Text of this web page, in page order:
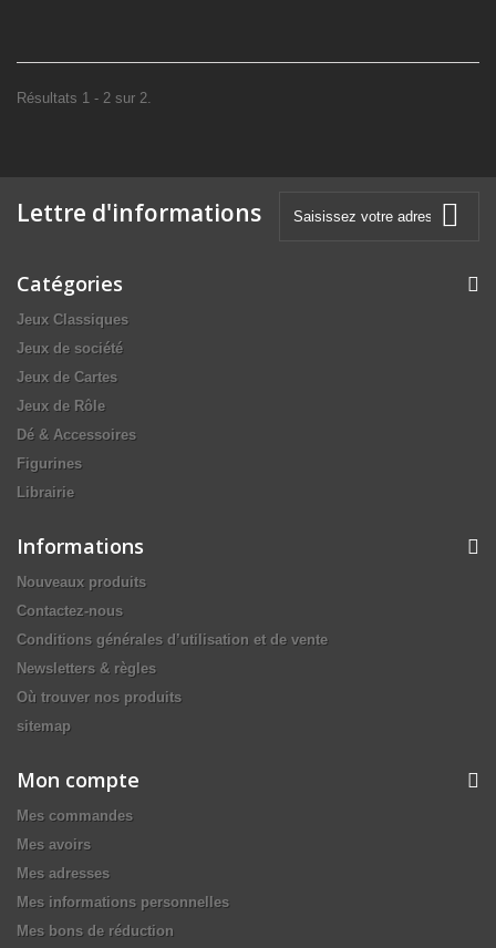
Résultats 1 - 2 sur 2.
Lettre d'informations
Catégories
Jeux Classiques
Jeux de société
Jeux de Cartes
Jeux de Rôle
Dé & Accessoires
Figurines
Librairie
Informations
Nouveaux produits
Contactez-nous
Conditions générales d’utilisation et de vente
Newsletters & règles
Où trouver nos produits
sitemap
Mon compte
Mes commandes
Mes avoirs
Mes adresses
Mes informations personnelles
Mes bons de réduction